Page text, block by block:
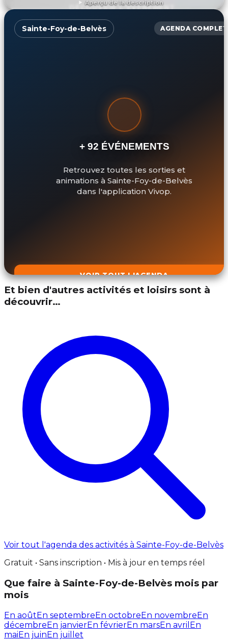
Aperçu de la description
DÉCOUVRIR L'ÉVÉNEMENT
Sainte-Foy-de-Belvès AGENDA COMPLET
+ 92 ÉVÉNEMENTS
Retrouvez toutes les sorties et
animations à Sainte-Foy-de-Belvès
dans l'application Vivop.
VOIR TOUT L'AGENDA
Et bien d'autres activités et loisirs sont à
découvrir…
Voir tout l'agenda des activités à Sainte-Foy-de-Belvès
Gratuit • Sans inscription • Mis à jour en temps réel
Que faire à Sainte-Foy-de-Belvès mois par
mois
En aoûtEn septembreEn octobreEn novembreEn
décembreEn janvierEn févrierEn marsEn avril En
maiEn juinEn juillet